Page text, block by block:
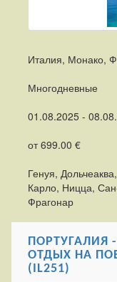
Италия, Монако,
Многодневные
01.08.2025 -
от 699.00 €
Генуя,
Карло, Ницца,
Фрагонар
ПОРТУГАЛИЯ
ОТДЫХ НА
(IL251)